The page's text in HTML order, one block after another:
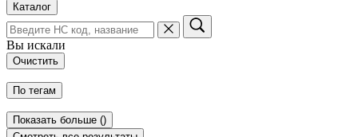
Каталог
Вы искали
Очистить
По тегам
Показать больше ()